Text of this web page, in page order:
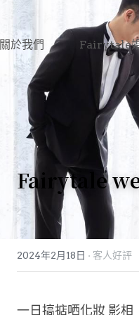
關於我們 Fairytale
Fairytale
2024年2月18日 · 客人好評
一日搞掂哂化妝 影相